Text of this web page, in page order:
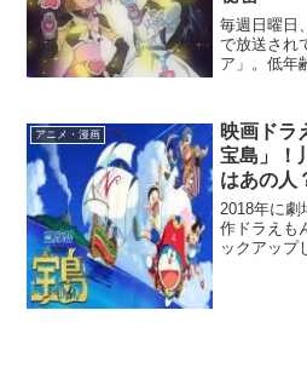
毎週日曜日
で放送され
ア」。低年
さんをお
き込んでの
ようです。
アニメ・漫画
映画ドラ
宝島」！
はあの人
2018年に
作ドラえも
ックアップ